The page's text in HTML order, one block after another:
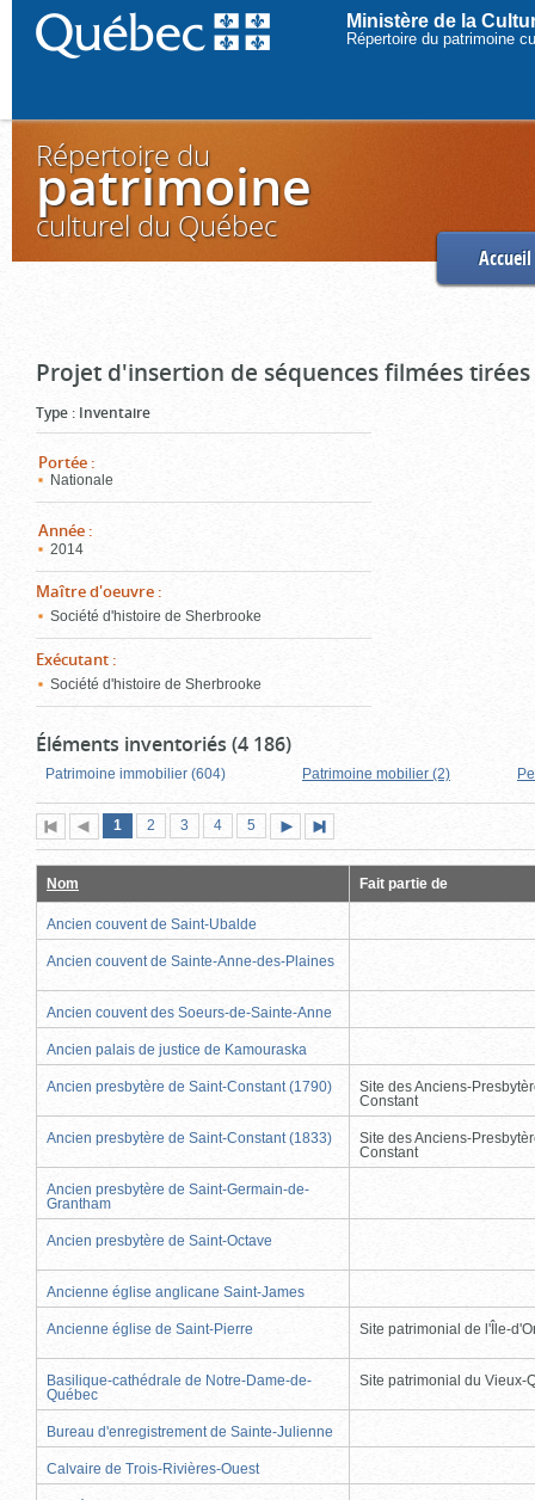
Ministère de la
Répertoire du patrimoine
Répertoire du
patrimoine
culturel du Québec
Accueil
Projet d'insertion de séquences filmées
Type : Inventaire
Portée :
Nationale
Année :
2014
Maître d'oeuvre :
Société d'histoire de Sherbrooke
Exécutant :
Société d'histoire de Sherbrooke
Éléments inventoriés (4 186)
Patrimoine immobilier (604) Patrimoine mobilier (2)
Première
page
Page
précédente
Page
1 (page
actuelle)
Page
2 Page
3 Page
4 Page
5
suivante
page
Nom Fait partie de
Ancien couvent de Saint-Ubalde
Ancien couvent de Sainte-Anne-des-Plaines
Ancien couvent des Soeurs-de-Sainte-Anne
Ancien palais de justice de Kamouraska
Ancien presbytère de Saint-Constant (1790)
Site des Anciens-
Constant
Ancien presbytère de Saint-Constant (1833)
Site des Anciens-
Constant
Ancien presbytère de Saint-Germain-de-
Grantham
Ancien presbytère de Saint-Octave
Ancienne église anglicane Saint-James
Ancienne église de Saint-Pierre Site patrimonial de l'Île-
Basilique-cathédrale de Notre-Dame-de-
Québec
Site patrimonial du Vieux-
Bureau d'enregistrement de Sainte-Julienne
Calvaire de Trois-Rivières-Ouest